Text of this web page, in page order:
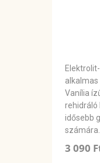
Vanília
rehidráló
idősebb
számára.
3 090